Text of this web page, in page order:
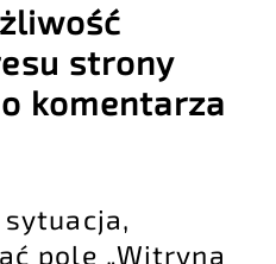
strony
komentarza
pole „Witryna